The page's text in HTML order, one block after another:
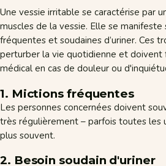
Une vessie irritable se caractérise par
muscles de la vessie. Elle se
fréquentes et soudaines d’uriner. Ces
perturber la vie quotidienne et doivent
médical en cas de douleur ou
1. Mictions fréquentes
Les personnes concernées doivent
très régulièrement – parfois toutes les
plus souvent.
2. Besoin soudain d'uriner